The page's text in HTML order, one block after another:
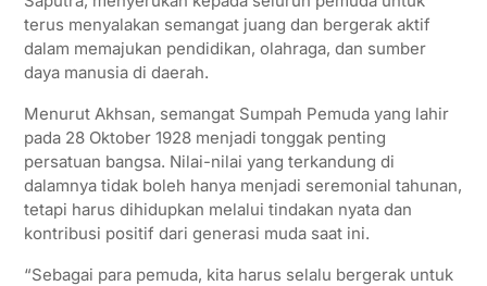
terus menyalakan semangat juang dan bergerak aktif
dalam memajukan pendidikan, olahraga, dan sumber
daya manusia di daerah.
Menurut Akhsan, semangat Sumpah Pemuda yang lahir
pada 28 Oktober 1928 menjadi tonggak penting
persatuan bangsa. Nilai-nilai yang terkandung di
dalamnya tidak boleh hanya menjadi seremonial tahunan,
tetapi harus dihidupkan melalui tindakan nyata dan
kontribusi positif dari generasi muda saat ini.
“Sebagai para pemuda, kita harus selalu bergerak untuk